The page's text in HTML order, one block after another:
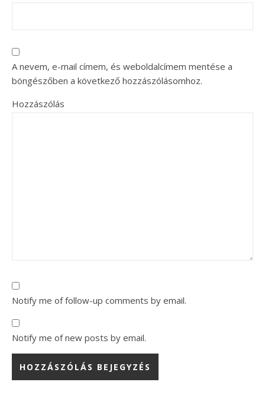
A nevem, e-mail címem, és weboldalcímem mentése a
böngészőben a következő hozzászólásomhoz.
Hozzászólás
Notify me of follow-up comments by email.
Notify me of new posts by email.